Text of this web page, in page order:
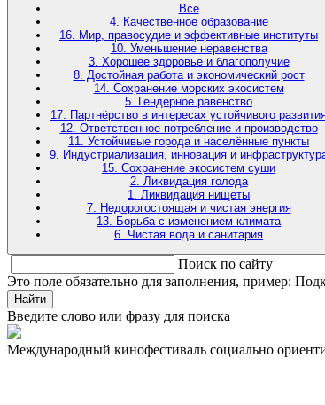
Все
4. Качественное образование
16. Мир, правосудие и эффективные институты
10. Уменьшение неравенства
3. Хорошее здоровье и благополучие
8. Достойная работа и экономический рост
14. Сохранение морских экосистем
5. Гендерное равенство
17. Партнёрство в интересах устойчивого
12. Ответственное потребление и производство
11. Устойчивые города и населённые пункты
9. Индустриализация, инновация и
15. Сохранение экосистем суши
2. Ликвидация голода
1. Ликвидация нищеты
7. Недорогостоящая и чистая энергия
13. Борьба с изменением климата
6. Чистая вода и санитария
Поиск по сайту
Это поле обязательно для заполнения, пример:
Найти
Введите слово или фразу для поиска
Международный кинофестиваль социально